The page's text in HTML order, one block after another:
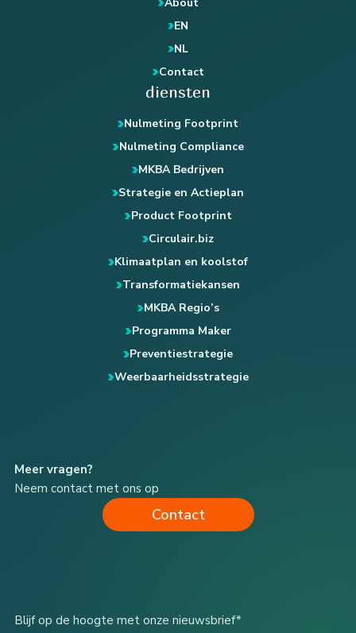
EN
NL
Contact
diensten
Nulmeting Footprint
Nulmeting Compliance
MKBA Bedrijven
Strategie en Actieplan
Product Footprint
Circulair.biz
Klimaatplan en koolstof
Transformatiekansen
MKBA Regio’s
Programma Maker
Preventiestrategie
Weerbaarheidsstrategie
Meer vragen?
Neem contact met ons op
Contact
Blijf op de hoogte met onze nieuwsbrief*